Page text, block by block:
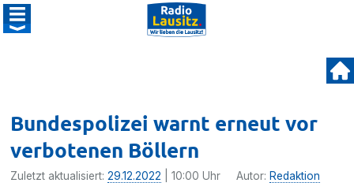
Bundespolizei warnt erneut vor
verbotenen Böllern
Zuletzt aktualisiert:29.12.2022 | 10:00 Uhr Autor: Redaktion